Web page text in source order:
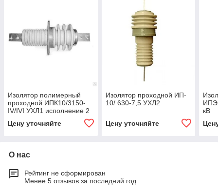
Изолятор полимерный
проходной ИПК10/3150-
IV/IVI УХЛ1 исполнение 2
Цену уточняйте
Изолятор проходной ИП-
10/ 630-7,5 УХЛ2
Цену уточняйте
кВ
О нас
Рейтинг не сформирован
Менее 5 отзывов за последний год